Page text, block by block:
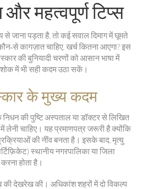
महत्वपूर्ण टिप्स
से जाना पड़ता है, तो कई सवाल दिमाग में घूमते
कागज़ात चाहिए, खर्च कितना आएगा? इस
की बुनियादी चरणों को आसान भाषा में
में भी सही कदम उठा सकें।
के मुख्य कदम
की पुष्टि अस्पताल या डॉक्टर से लिखित
लेनी चाहिए। यह प्रमाणपत्र जरूरी है क्योंकि
की नींव बनता है। इसके बाद, मृत्यु
स्थानीय नगरपालिका या जिला
होता है।
की देखरेख की। अधिकांश शहरों में दो विकल्प